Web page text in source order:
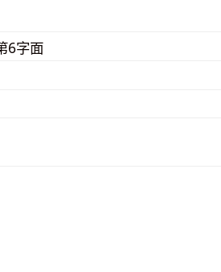
6字面